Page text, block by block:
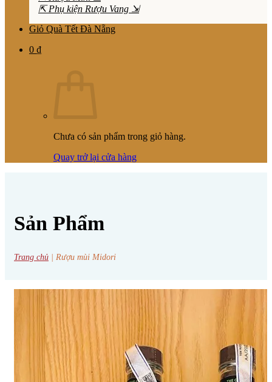
⇱ Phụ kiện Rượu Vang ⇲
Giỏ Quà Tết Đà Nẵng
0 ₫
Chưa có sản phẩm trong giỏ hàng.
Quay trở lại cửa hàng
Sản Phẩm
Trang chủ Rượu mùi Midori